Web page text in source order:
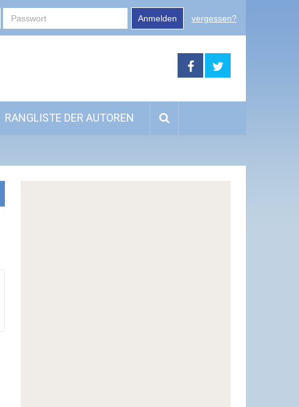
Anmelden vergessen?
RANGLISTE DER AUTOREN